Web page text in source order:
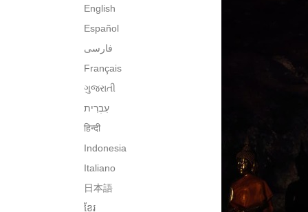
English
Español
فارسی
Français
ગુજરાતી
हिन्दी
Indonesia
Italiano
日本語
ខ្មែរ